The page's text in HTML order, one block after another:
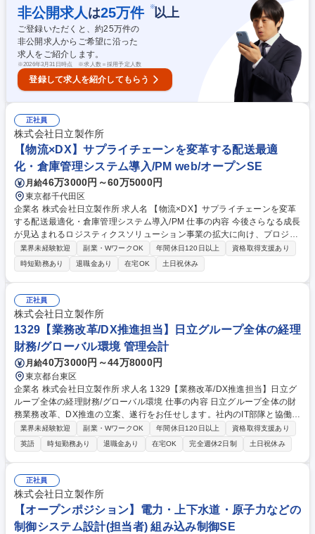
ューションの設計・開発や運用に従事していただきます。プロジェクトや
チームのリーダとして、お客様のみならず社内を含めた関係者との調整
や、担当する範囲のプロジェクト管理も担当していただきます。【想定ポ
ジション】担当者クラス 募集職種 外国人共生に係る業務システムの提案
～開発プロジェクトリーダ【担当】
非公開求人 は25万件 ※以上
ご登録いただくと、約25万件の
非公開求人からご希望に沿った
求人をご紹介します。
※2026年3月31日時点 ※求人数＝採用予定人数
登録して求人を紹介してもらう
正社員
株式会社日立製作所
【物流×DX】サプライチェーンを変革する配送最適
化・倉庫管理システム導入/PM web/オープンSE
月給46万3000円～60万5000円
東京都千代田区
企業名 株式会社日立製作所 求人名 【物流×DX】サプライチェーンを変革
する配送最適化・倉庫管理システム導入/PM 仕事の内容 今後さらなる成長
が見込まれるロジスティクスソリューション事業の拡大に向け、プロジェ
クトマネージャーとしてご活躍頂ける方を募集しております。 【業務内
容】■T配送計画最適化/テレマティクス/配送シェアリング等を組み合わせ
た輸配送管理システムの設計・実装■倉庫内の業務効率を最大化する管理/
統合在庫システムの導入支援■顧客とともに、IoT/AI/ロボティクス等を活
用した新しい物流ビジネスの企画/実装■物流に関係する現業系/会計系等の
基幹システム導入のPMまたはリーダとしてPJを主導 ※職務詳細におきま
しては、その他勤務条件備考記載がございます。 募集職種 【物流×DX】
サプライチェーンを変革する配送最適化・倉庫管理システム導入/PM
業界未経験歓迎 副業・WワークOK 年間休日120日以上
資格取得支援あり
時短勤務あり
退職金あり 在宅OK 土日祝休み
正社員
株式会社日立製作所
1329【業務改革/DX推進担当】日立グループ全体の経理
財務/グローバル環境 管理会計
月給40万3000円～44万8000円
東京都台東区
企業名 株式会社日立製作所 求人名 1329【業務改革/DX推進担当】日立グ
ループ全体の経理財務/グローバル環境 仕事の内容 日立グループ全体の財
務業務改革、DX推進の立案、遂行をお任せします。社内のIT部隊と協働
し、企画立案・要件定義、運用ルール策定を行い、国内外のグループ会社
に向けて操作説明や意見のすり合わせを行います。 ■開発やベンダーコン
トロール等の業務は社内のIT部隊にて行うため、本ポジションは企画・グ
ループ会社への展開などの運用を行います。目的の言語化、改革の範囲決
定、データガバナンスへの定義等上流を担います。 ■開発フェーズでは手
順書作成等ドキュメント業務が増え、展開フェーズではコミュニケーショ
ン業務が増えます。英語力を活かせる役割です。 ■ご入社後は過去ご経験
に合わせてスキル補完の研修も行います。 募集職種 1329【業務改革/DX
推進担当】日立グループ全体の経理財務/グローバル環境
業界未経験歓迎 副業・WワークOK 年間休日120日以上
資格取得支援あり
英語
時短勤務あり 退職金あり 在宅OK 完全週休2日制 土日祝休み
正社員
株式会社日立製作所
【オープンポジション】電力・上下水道・原子力などの
制御システム設計(担当者) 組み込み制御SE